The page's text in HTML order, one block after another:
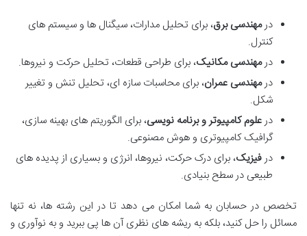
درمهندسی برق، برای تحلیل مدارات، سیگنال ها و سیستم های
کنترل.
درمهندسی مکانیک، برای طراحی قطعات، تحلیل حرکت و نیروها.
درمهندسی عمران، برای محاسبات سازه ای، تحلیل تنش و تغییر
شکل.
درعلوم کامپیوتر و برنامه نویسی، برای الگوریتم های بهینه سازی،
گرافیک کامپیوتری و هوش مصنوعی.
درفیزیک، برای درک حرکت، نیروها، انرژی و بسیاری از پدیده های
طبیعی در سطح بنیادی.
تخصص در حسابان به شما امکان می دهد تا در این رشته ها، نه تنها
مسائل را حل کنید، بلکه به ریشه های نظری آن ها پی ببرید و به نوآوری و